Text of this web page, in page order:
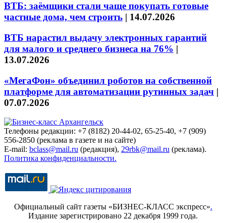
ВТБ: заёмщики стали чаще покупать готовые
частные дома, чем строить | 14.07.2026
ВТБ нарастил выдачу электронных гарантий
для малого и среднего бизнеса на 76% |
13.07.2026
«МегаФон» объединил роботов на собственной
платформе для автоматизации рутинных задач |
07.07.2026
Телефоны редакции: +7 (8182) 20-44-02, 65-25-40, +7 (909)
556-2850 (реклама в газете и на сайте)
E-mail: bclass@mail.ru (редакция), 29rbk@mail.ru (реклама).
Политика конфиденциальности.
Официальный сайт газеты «БИЗНЕС-КЛАСС экспресс».
Издание зарегистрировано 22 декабря 1999 года.